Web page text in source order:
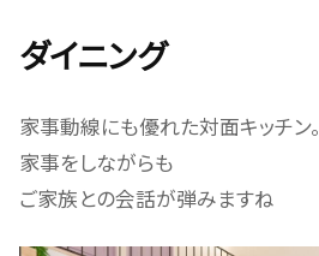
ダイニング
家事動線にも優れた対面キッチン。
家事をしながらも
ご家族との会話が弾みますね